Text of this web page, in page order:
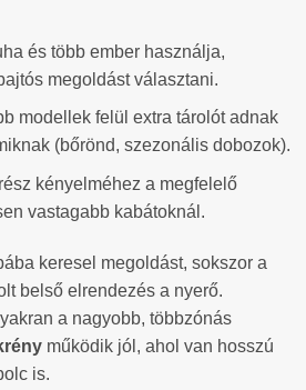
és több ember használja,
megoldást választani.
modellek felül extra tárolót adnak
(bőrönd, szezonális dobozok).
kényelméhez a megfelelő
vastagabb kabátoknál.
keresel megoldást, sokszor a
belső elrendezés a nyerő.
a nagyobb, többzónás
működik jól, ahol van hosszú
is.